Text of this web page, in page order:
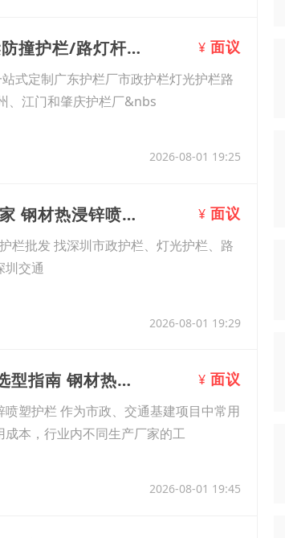
14、广东护栏厂家：市政道路灯光护栏/桥梁防撞护栏/路灯杆一站式定制 ¥ 面议
式定制广东护栏厂市政护栏灯光护栏路
、江门和肇庆护栏厂&nbs
2026-08-01 19:25
15、深圳东莞市政护栏厂 灯光护栏路灯杆厂家 钢材热浸锌喷塑护栏批发 ¥ 面议
栏批发 找深圳市政护栏、灯光护栏、路
圳交通
2026-08-01 19:29
16、广东珠三角市政护栏源头厂家道路护栏选型指南 钢材热浸锌喷塑护栏 ¥ 面议
塑护栏 作为市政、交通基建项目中常用
本，行业内不同生产厂家的工
2026-08-01 19:45